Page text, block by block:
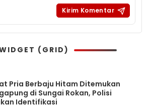
(GRID)
Pria Berbaju Hitam Ditemukan
di Sungai Rokan, Polisi
Identifikasi